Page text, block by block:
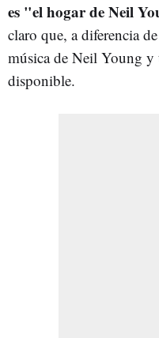
es "el hogar de Neil
claro que, a diferencia
música de Neil Young y
disponible.